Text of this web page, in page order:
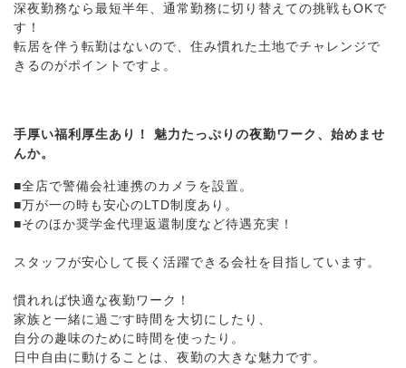
深夜勤務なら最短半年、通常勤務に切り替えての挑戦もOKで
す！
転居を伴う転勤はないので、住み慣れた土地でチャレンジで
きるのがポイントですよ。
手厚い福利厚生あり！ 魅力たっぷりの夜勤ワーク、始めませ
んか。
■全店で警備会社連携のカメラを設置。
■万が一の時も安心のLTD制度あり。
■そのほか奨学金代理返還制度など待遇充実！
スタッフが安心して長く活躍できる会社を目指しています。
慣れれば快適な夜勤ワーク！
家族と一緒に過ごす時間を大切にしたり、
自分の趣味のために時間を使ったり。
日中自由に動けることは、夜勤の大きな魅力です。